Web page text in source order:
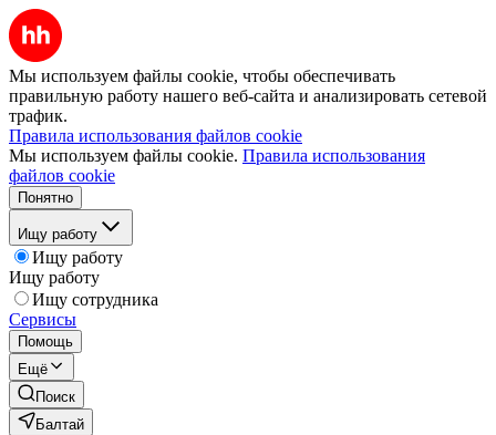
Мы используем файлы cookie, чтобы обеспечивать
правильную работу нашего веб-сайта и анализировать сетевой
трафик.
Правила использования файлов cookie
Мы используем файлы cookie. Правила использования
файлов cookie
Понятно
Ищу работу
Ищу работу
Ищу работу
Ищу сотрудника
Сервисы
Помощь
Ещё
Поиск
Балтай